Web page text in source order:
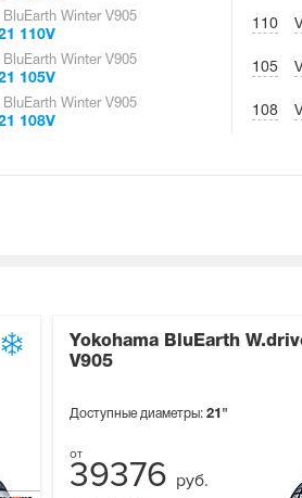
BluEarth Winter V905
110V
110 V
BluEarth Winter V905
105V
105 V
BluEarth Winter V905
108V
108 V
Yokohama BluEarth
V905
Доступные диаметры: 21"
39376 руб.